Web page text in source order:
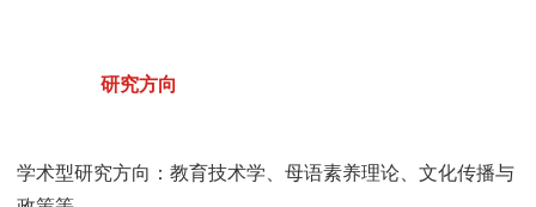
研究方向
学术型研究方向：教育技术学、母语素养理论、文化传播与